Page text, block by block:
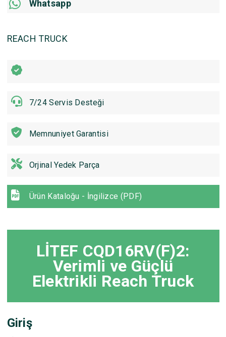
Whatsapp
REACH TRUCK
7/24 Servis Desteği
Memnuniyet Garantisi
Orjinal Yedek Parça
Ürün Kataloğu - İngilizce (PDF)
LİTEF CQD16RV(F)2:
Verimli ve Güçlü
Elektrikli Reach Truck
Giriş